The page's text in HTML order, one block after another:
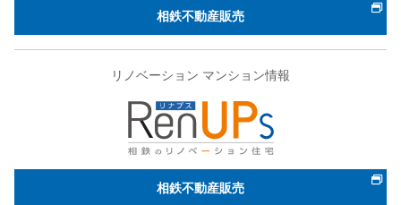
相鉄不動産販売
リノベーション マンション情報
相鉄不動産販売